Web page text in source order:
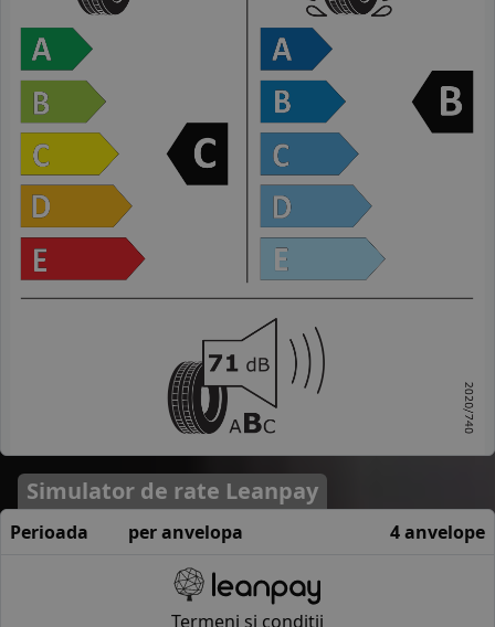
Simulator de rate Leanpay
Perioada per anvelopa 4 anvelope
Termeni si conditii